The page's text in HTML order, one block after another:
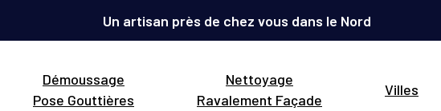
Un artisan près de chez vous dans le Nord
Démoussage
Pose Gouttières
Nettoyage
Ravalement Façade
Villes